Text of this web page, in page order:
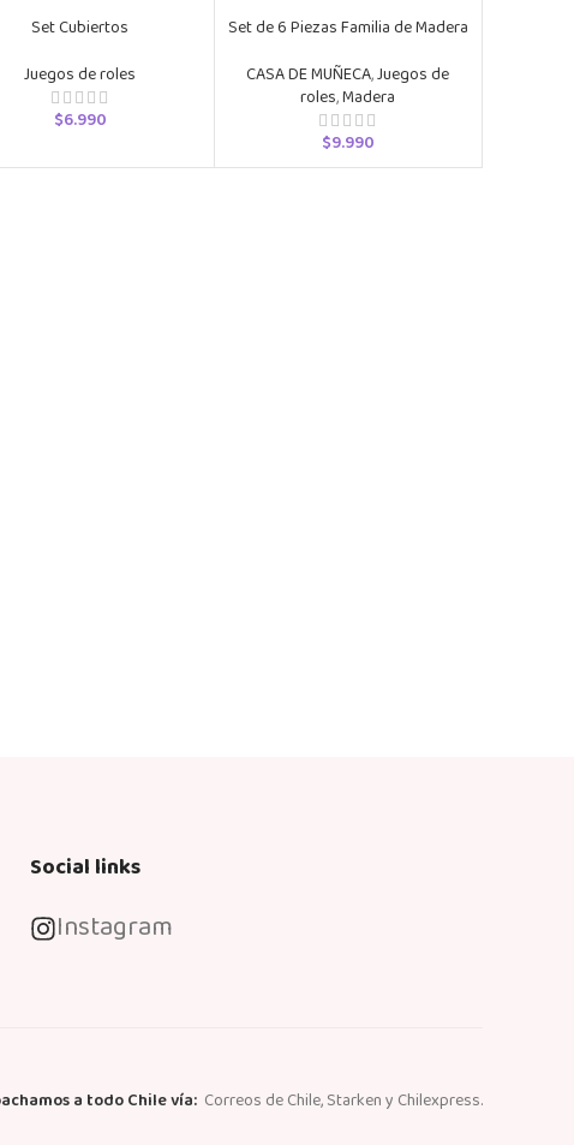
Set Cubiertos
Juegos de roles
$6.990
Set de 6 Piezas Familia de Madera
CASA DE MUÑECA,Juegos de
roles,Madera
$9.990
Social links
Instagram
a todo Chile vía: Correos de Chile, Starken y Chilexpress.